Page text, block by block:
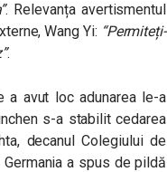
. Relevanța avertismentul
Wang Yi: “Permiteți-
.
a avut loc adunarea le-a
s-a stabilit cedarea
decanul Colegiului de
a spus de pildă